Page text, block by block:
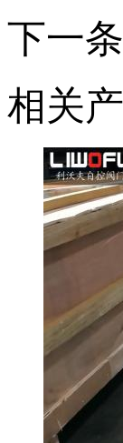
下一条
相关